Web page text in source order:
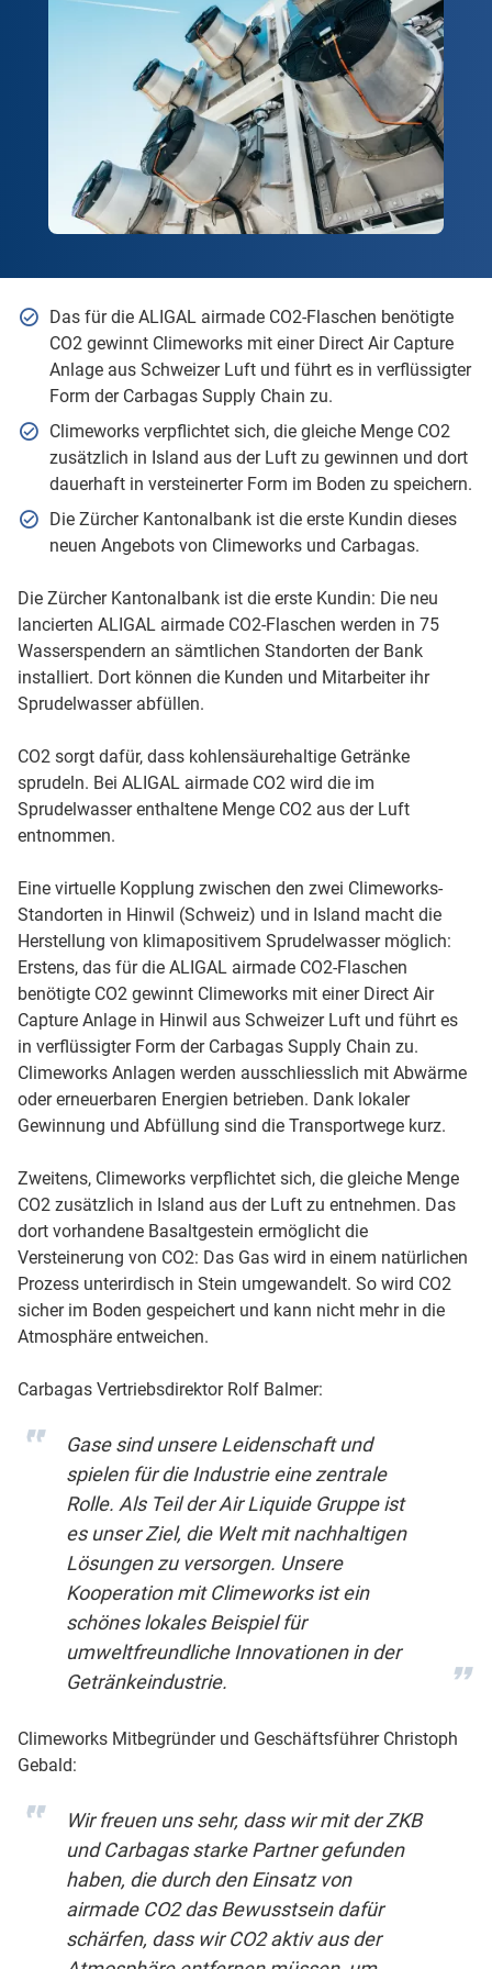
Das für die ALIGAL airmade CO2-Flaschen benötigte
CO2 gewinnt Climeworks mit einer Direct Air Capture
Anlage aus Schweizer Luft und führt es in verflüssigter
Form der Carbagas Supply Chain zu.
Climeworks verpflichtet sich, die gleiche Menge CO2
zusätzlich in Island aus der Luft zu gewinnen und dort
dauerhaft in versteinerter Form im Boden zu speichern.
Die Zürcher Kantonalbank ist die erste Kundin dieses
neuen Angebots von Climeworks und Carbagas.
Die Zürcher Kantonalbank ist die erste Kundin: Die neu
lancierten ALIGAL airmade CO2-Flaschen werden in 75
Wasserspendern an sämtlichen Standorten der Bank
installiert. Dort können die Kunden und Mitarbeiter ihr
Sprudelwasser abfüllen.
CO2 sorgt dafür, dass kohlensäurehaltige Getränke
sprudeln. Bei ALIGAL airmade CO2 wird die im
Sprudelwasser enthaltene Menge CO2 aus der Luft
entnommen.
Eine virtuelle Kopplung zwischen den zwei Climeworks-
Standorten in Hinwil (Schweiz) und in Island macht die
Herstellung von klimapositivem Sprudelwasser möglich:
Erstens, das für die ALIGAL airmade CO2-Flaschen
benötigte CO2 gewinnt Climeworks mit einer Direct Air
Capture Anlage in Hinwil aus Schweizer Luft und führt es
in verflüssigter Form der Carbagas Supply Chain zu.
Climeworks Anlagen werden ausschliesslich mit Abwärme
oder erneuerbaren Energien betrieben. Dank lokaler
Gewinnung und Abfüllung sind die Transportwege kurz.
Zweitens, Climeworks verpflichtet sich, die gleiche Menge
CO2 zusätzlich in Island aus der Luft zu entnehmen. Das
dort vorhandene Basaltgestein ermöglicht die
Versteinerung von CO2: Das Gas wird in einem natürlichen
Prozess unterirdisch in Stein umgewandelt. So wird CO2
sicher im Boden gespeichert und kann nicht mehr in die
Atmosphäre entweichen.
Carbagas Vertriebsdirektor Rolf Balmer:
Gase sind unsere Leidenschaft und
spielen für die Industrie eine zentrale
Rolle. Als Teil der Air Liquide Gruppe ist
es unser Ziel, die Welt mit nachhaltigen
Lösungen zu versorgen. Unsere
Kooperation mit Climeworks ist ein
schönes lokales Beispiel für
umweltfreundliche Innovationen in der
Getränkeindustrie.
Climeworks Mitbegründer und Geschäftsführer Christoph
Gebald:
Wir freuen uns sehr, dass wir mit der ZKB
und Carbagas starke Partner gefunden
haben, die durch den Einsatz von
airmade CO2 das Bewusstsein dafür
schärfen, dass wir CO2 aktiv aus der